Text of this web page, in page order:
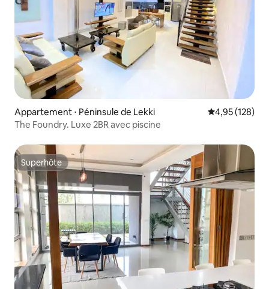
Appartement ⋅ Péninsule de Lekki Évaluation
4,95 (128)
The Foundry. Luxe 2BR avec piscine
Superhôte
Superhôte